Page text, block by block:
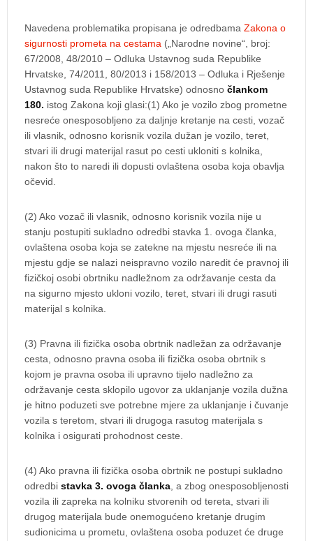
Navedena problematika propisana je odredbama Zakona o
sigurnosti prometa na cestama („Narodne novine“, broj:
67/2008, 48/2010 – Odluka Ustavnog suda Republike
Hrvatske, 74/2011, 80/2013 i 158/2013 – Odluka i Rješenje
Ustavnog suda Republike Hrvatske) odnosno člankom
180. istog Zakona koji glasi:(1) Ako je vozilo zbog prometne
nesreće onesposobljeno za daljnje kretanje na cesti, vozač
ili vlasnik, odnosno korisnik vozila dužan je vozilo, teret,
stvari ili drugi materijal rasut po cesti ukloniti s kolnika,
nakon što to naredi ili dopusti ovlaštena osoba koja obavlja
očevid.
(2) Ako vozač ili vlasnik, odnosno korisnik vozila nije u
stanju postupiti sukladno odredbi stavka 1. ovoga članka,
ovlaštena osoba koja se zatekne na mjestu nesreće ili na
mjestu gdje se nalazi neispravno vozilo naredit će pravnoj ili
fizičkoj osobi obrtniku nadležnom za održavanje cesta da
na sigurno mjesto ukloni vozilo, teret, stvari ili drugi rasuti
materijal s kolnika.
(3) Pravna ili fizička osoba obrtnik nadležan za održavanje
cesta, odnosno pravna osoba ili fizička osoba obrtnik s
kojom je pravna osoba ili upravno tijelo nadležno za
održavanje cesta sklopilo ugovor za uklanjanje vozila dužna
je hitno poduzeti sve potrebne mjere za uklanjanje i čuvanje
vozila s teretom, stvari ili drugoga rasutog materijala s
kolnika i osigurati prohodnost ceste.
(4) Ako pravna ili fizička osoba obrtnik ne postupi sukladno
odredbi stavka 3. ovoga članka, a zbog onesposobljenosti
vozila ili zapreka na kolniku stvorenih od tereta, stvari ili
drugog materijala bude onemogućeno kretanje drugim
sudionicima u prometu, ovlaštena osoba poduzet će druge